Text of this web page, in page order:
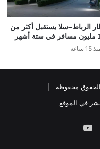
الرباط–سلا يستقبل أكثر من
ساعة
في الموقع